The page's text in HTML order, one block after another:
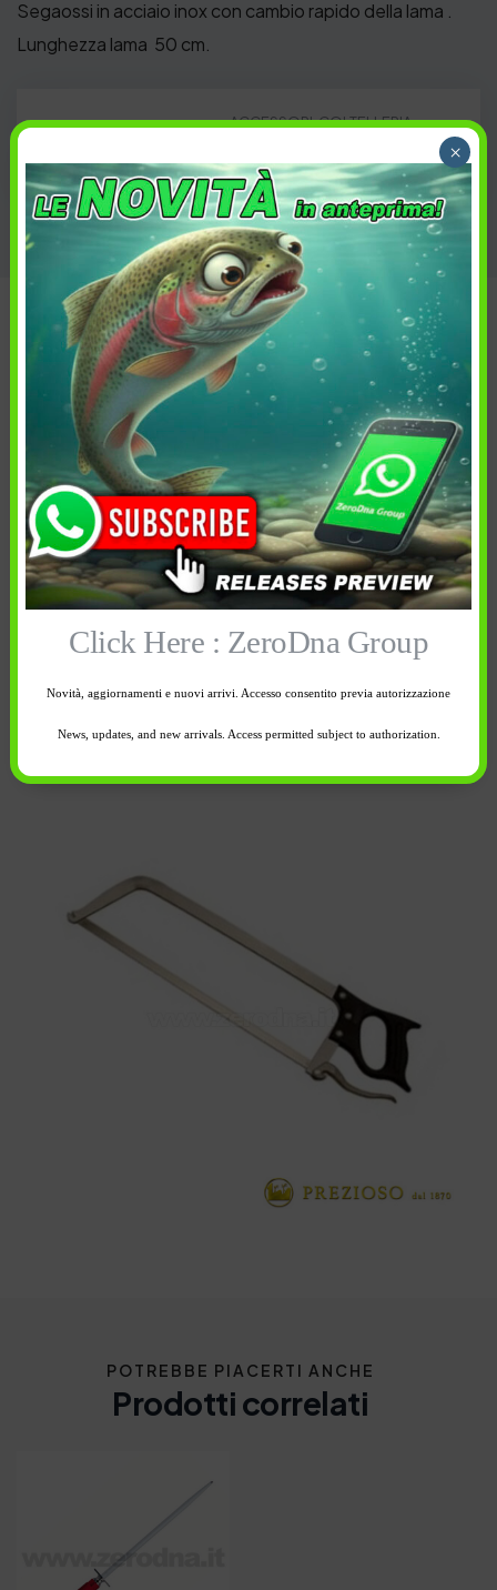
Segaossi in acciaio inox con cambio rapido della lama .
Lunghezza lama 50 cm.
Categoria:
ACCESSORI,COLTELLERIA,
Descrizione
Informazioni aggiuntive
Spedizione e reso
In breve
Camel Segaossi
Segaossi in acciaio inox con cambio rapido della lama .
Lunghezza 50 cm.
POTREBBE PIACERTI ANCHE
Prodotti correlati
Click Here : ZeroDna Group
Novità, aggiornamenti e nuovi arrivi. Accesso consentito previa autorizzazione
News, updates, and new arrivals. Access permitted subject to authorization.
×